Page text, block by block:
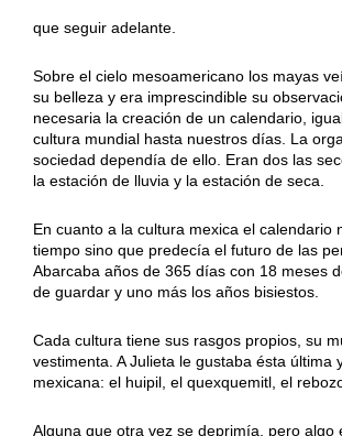
que seguir adelante.
Sobre el cielo mesoamericano los mayas
su belleza y era imprescindible su
necesaria la creación de un calendario,
cultura mundial hasta nuestros días. La
sociedad dependía de ello. Eran dos las
la estación de lluvia y la estación de seca.
En cuanto a la cultura mexica el calendario
tiempo sino que predecía el futuro de las
Abarcaba años de 365 días con 18 meses
de guardar y uno más los años bisiestos.
Cada cultura tiene sus rasgos propios, su
vestimenta. A Julieta le gustaba ésta última
mexicana: el huipil, el quexquemitl, el
Alguna que otra vez se deprimía, pero algo